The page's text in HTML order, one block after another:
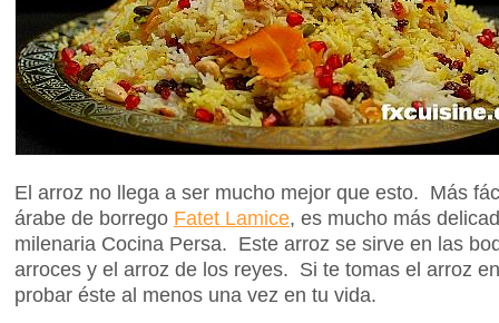
El arroz no llega a ser mucho mejor que esto. Más
árabe de borrego Fatet Lamice, es mucho más
milenaria Cocina Persa. Este arroz se sirve en las
arroces y el arroz de los reyes. Si te tomas el arroz
probar éste al menos una vez en tu vida.